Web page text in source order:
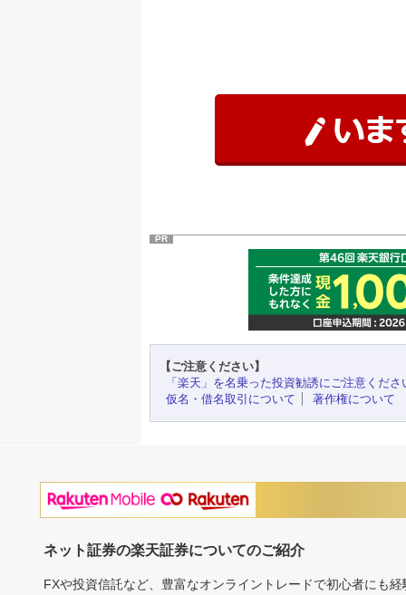
PR
【ご注意ください】
「楽天」を名乗った投資勧誘にご注意くださ
仮名・借名取引について
著作権について
ネット証券の楽天証券についてのご紹介
FXや投資信託など、豊富なオンライントレードで初心者にも